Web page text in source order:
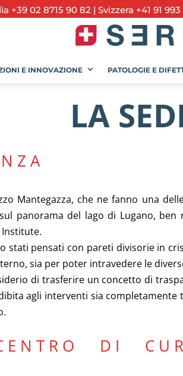
+39 02 8715 90 82 | Svizzera +41 91 993
E INNOVAZIONE PATOLOGIE E
LA
Mantegazza, che ne fanno una
panorama del lago di Lugano,
stati pensati con pareti divisorie in
sia per poter intravedere le
di trasferire un concetto di
agli interventi sia
DI